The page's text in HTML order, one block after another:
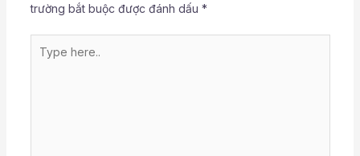
trường bắt buộc được đánh dấu *
here..